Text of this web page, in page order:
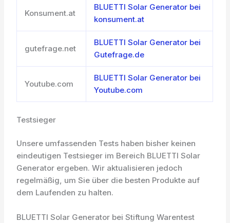
Konsument.at
BLUETTI Solar Generator bei
konsument.at
gutefrage.net
BLUETTI Solar Generator bei
Gutefrage.de
Youtube.com
BLUETTI Solar Generator bei
Youtube.com
Testsieger
Unsere umfassenden Tests haben bisher keinen
eindeutigen Testsieger im Bereich BLUETTI Solar
Generator ergeben. Wir aktualisieren jedoch
regelmäßig, um Sie über die besten Produkte auf
dem Laufenden zu halten.
BLUETTI Solar Generator bei Stiftung Warentest